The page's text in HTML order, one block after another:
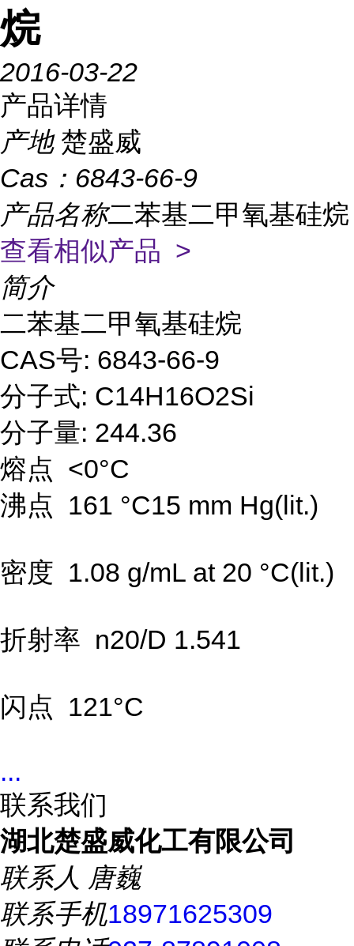
烷
2016-03-22
产品详情
产地 楚盛威
Cas： 6843-66-9
产品名称二苯基二甲氧基硅烷
查看相似产品 >
简介
二苯基二甲氧基硅烷
CAS号: 6843-66-9
分子式: C14H16O2Si
分子量: 244.36
熔点 <0°C
沸点 161 °C15 mm Hg(lit.)
密度 1.08 g/mL at 20 °C(lit.)
折射率 n20/D 1.541
闪点 121°C
...
联系我们
湖北楚盛威化工有限公司
联系人 唐巍
联系手机18971625309